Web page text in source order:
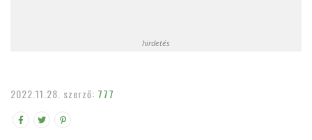
hirdetés
2022.11.28. szerző: 777